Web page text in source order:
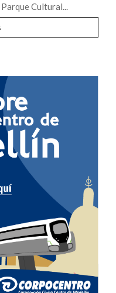
Cultural...